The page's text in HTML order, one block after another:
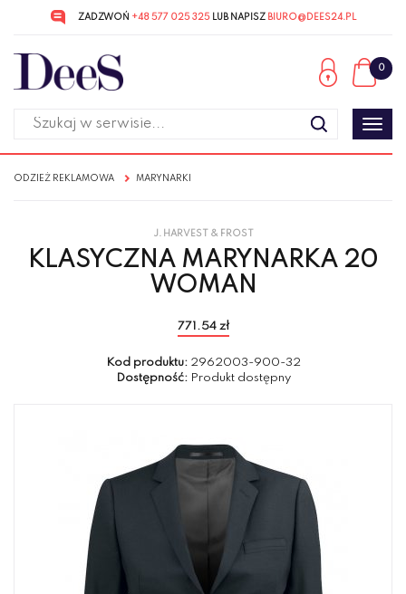
do menu
głównego
do
menu
w
ZADZWOŃ +48 577 025 325LUB NAPISZ BIURO@DEES24.PL
0
ODZIEŻ REKLAMOWA MARYNARKI
J. HARVEST & FROST
KLASYCZNA MARYNARKA 20
WOMAN
771.54 zł
Kod produktu: 2962003-900-32
Dostępność: Produkt dostępny